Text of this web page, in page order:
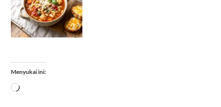
Menyukai ini:
Memuat...